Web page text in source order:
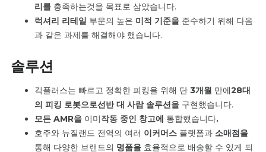
리를 충족하는것을 목표로 삼았습니다.
럭셔리 리테일 부문의 높은 미적 기준을 준수하기 위해 다음
과 같은 과제를 해결해야 했습니다.
솔루션
긱플러스는 빠르고 정확한 피킹을 위해 단 3개월 만에28대
의 피킹 로봇으로선반 대 사람 솔루션을 구현했습니다.
모든 AMR을 이미작동 중인 창고에 통합했습니다.
호주와 뉴질랜드 전역의 여러 이커머스 플랫폼과 소매점을
통해 다양한 브랜드의 명품을 효율적으로 배송할 수 있게 되